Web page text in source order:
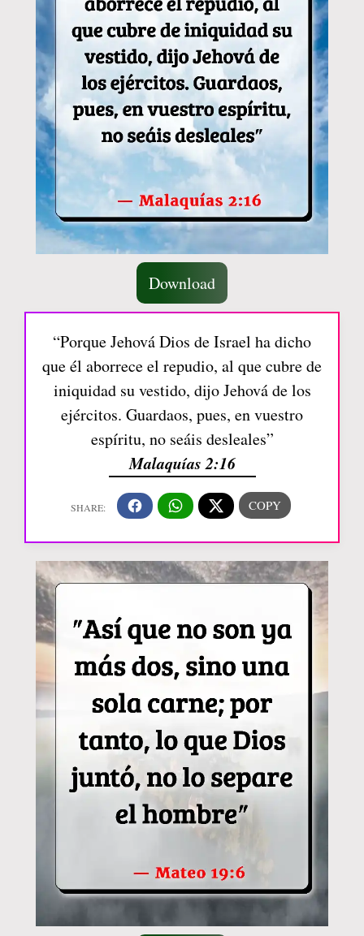
Download
“Porque Jehová Dios de Israel ha dicho
que él aborrece el repudio, al que cubre de
iniquidad su vestido, dijo Jehová de los
ejércitos. Guardaos, pues, en vuestro
espíritu, no seáis desleales”
Malaquías 2:16